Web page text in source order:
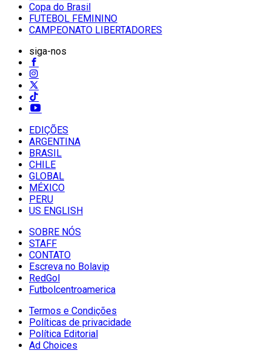
Copa do Brasil
FUTEBOL FEMININO
CAMPEONATO LIBERTADORES
siga-nos
EDIÇÕES
ARGENTINA
BRASIL
CHILE
GLOBAL
MÉXICO
PERU
US ENGLISH
SOBRE NÓS
STAFF
CONTATO
Escreva no Bolavip
RedGol
Futbolcentroamerica
Termos e Condições
Políticas de privacidade
Política Editorial
Ad Choices